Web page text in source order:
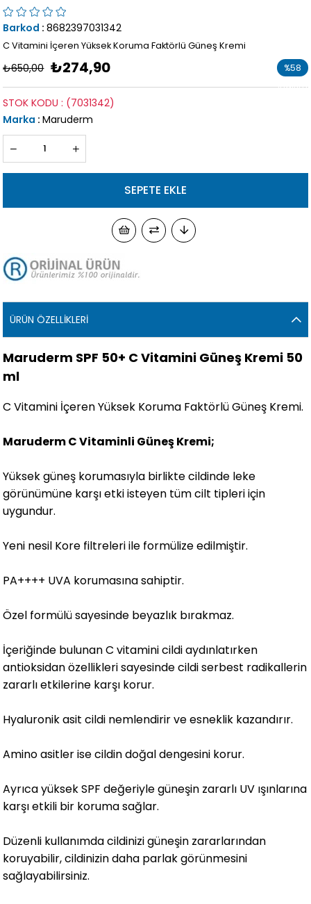
Barkod : 8682397031342
C Vitamini İçeren Yüksek Koruma Faktörlü Güneş Kremi
₺650,00 ₺274,90 %58
İndirim
(7031342)
STOK KODU
Marka : Maruderm
ÜRÜN ÖZELLIKLERI
Maruderm SPF 50+ C Vitamini Güneş Kremi 50
ml
C Vitamini İçeren Yüksek Koruma Faktörlü Güneş Kremi.
Maruderm C Vitaminli Güneş Kremi;
Yüksek güneş korumasıyla birlikte cildinde leke
görünümüne karşı etki isteyen tüm cilt tipleri için
uygundur.
Yeni nesil Kore filtreleri ile formülize edilmiştir.
PA++++ UVA korumasına sahiptir.
Özel formülü sayesinde beyazlık bırakmaz.
İçeriğinde bulunan C vitamini cildi aydınlatırken
antioksidan özellikleri sayesinde cildi serbest radikallerin
zararlı etkilerine karşı korur.
Hyaluronik asit cildi nemlendirir ve esneklik kazandırır.
Amino asitler ise cildin doğal dengesini korur.
Ayrıca yüksek SPF değeriyle güneşin zararlı UV ışınlarına
karşı etkili bir koruma sağlar.
Düzenli kullanımda cildinizi güneşin zararlarından
koruyabilir, cildinizin daha parlak görünmesini
sağlayabilirsiniz.